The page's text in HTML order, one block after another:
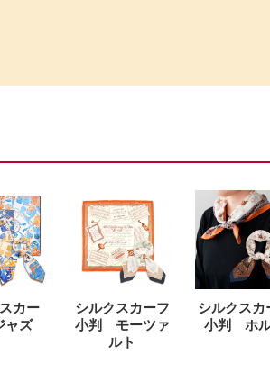
カー
ズ
シルクスカーフ
小判 モーツァ
ルト
シルクスカ
小判 ホ